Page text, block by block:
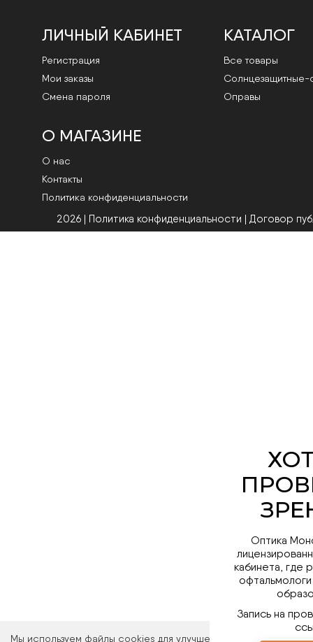
Мы используем файлы cookies для улучшения работы сайта.
ЛИЧНЫЙ КАБИНЕТ
Регистрация
Мои заказы
Смена пароля
КАТАЛОГ
Все товары
Cолнцезащитные-
Оправы
О МАГАЗИНЕ
О нас
Контакты
Политика конфиденциальности
2026 | Политика конфиденциальности | Договор
Оптика
кабинета, где
Запись на